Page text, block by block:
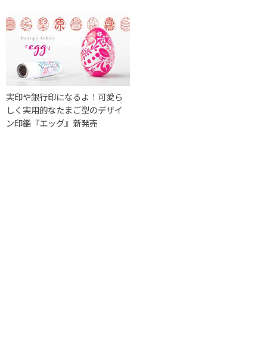
実印や銀行印になるよ！可愛ら
しく実用的なたまご型のデザイ
ン印鑑『エッグ』新発売